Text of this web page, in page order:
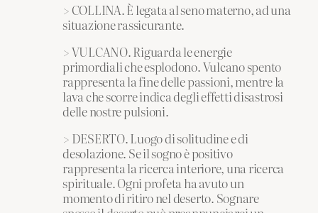
> COLLINA. È legata al seno materno, ad una
situazione rassicurante.
> VULCANO. Riguarda le energie
primordiali che esplodono. Vulcano spento
rappresenta la fine delle passioni, mentre la
lava che scorre indica degli effetti disastrosi
delle nostre pulsioni.
> DESERTO. Luogo di solitudine e di
desolazione. Se il sogno è positivo
rappresenta la ricerca interiore, una ricerca
spirituale. Ogni profeta ha avuto un
momento di ritiro nel deserto. Sognare